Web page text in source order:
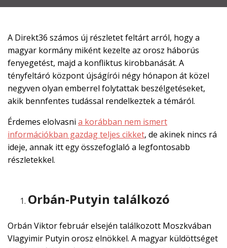
CSATLAKOZZ
A
TÁMOGATÓI
KÖRHÖZ!
A Direkt36 számos új részletet feltárt arról, hogy a
magyar kormány miként kezelte az orosz háborús
fenyegetést, majd a konfliktus kirobbanását. A
tényfeltáró központ újságírói négy hónapon át közel
negyven olyan emberrel folytattak beszélgetéseket,
akik bennfentes tudással rendelkeztek a témáról.
Érdemes elolvasni a korábban nem ismert
információkban gazdag teljes cikket, de akinek nincs rá
ideje, annak itt egy összefoglaló a legfontosabb
részletekkel.
Orbán-Putyin találkozó
Orbán Viktor február elsején találkozott Moszkvában
Vlagyimir Putyin orosz elnökkel. A magyar küldöttséget